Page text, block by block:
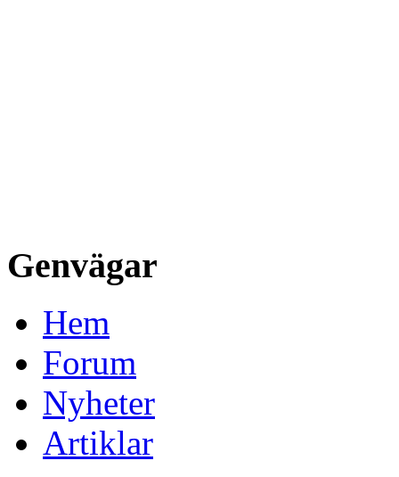
Genvägar
Hem
Forum
Nyheter
Artiklar